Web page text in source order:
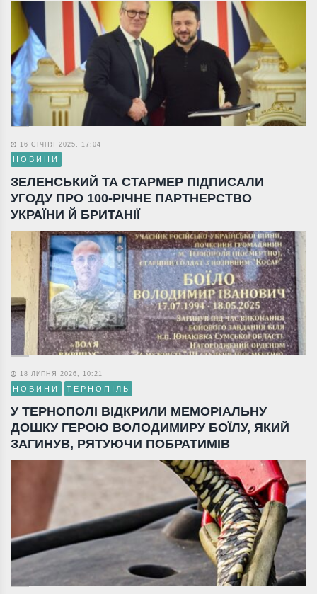
16 СІЧНЯ 2025, 17:04
НОВИНИ
ЗЕЛЕНСЬКИЙ ТА СТАРМЕР ПІДПИСАЛИ
УГОДУ ПРО 100-РІЧНЕ ПАРТНЕРСТВО
УКРАЇНИ Й БРИТАНІЇ
18 ЛИПНЯ 2026, 10:21
НОВИНИ ТЕРНОПІЛЬ
У ТЕРНОПОЛІ ВІДКРИЛИ МЕМОРІАЛЬНУ
ДОШКУ ГЕРОЮ ВОЛОДИМИРУ БОЇЛУ, ЯКИЙ
ЗАГИНУВ, РЯТУЮЧИ ПОБРАТИМІВ